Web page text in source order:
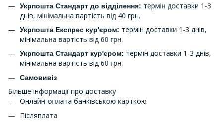
Укрпошта Стандарт до відділення: термін доставки 1-3
днів, мінімальна вартість від 40 грн.
Укрпошта Експрес кур'єром: термін доставки 1-3 днів,
мінімальна вартість від 60 грн.
Укрпошта Стандарт кур'єром: термін доставки 1-3 днів,
мінімальна вартість від 60 грн.
Самовивіз
Більше інформації про доставку
Онлайн-оплата банківською карткою
Післяплата